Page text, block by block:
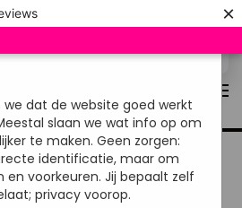
×
inhoud gaan
YAKINIKU BBQ ACCESSOIRE BIJL
dat de website goed werkt
slaan we wat info op om
te maken. Geen zorgen:
identificatie, maar om
en voorkeuren. Jij bepaalt zelf
privacy voorop.